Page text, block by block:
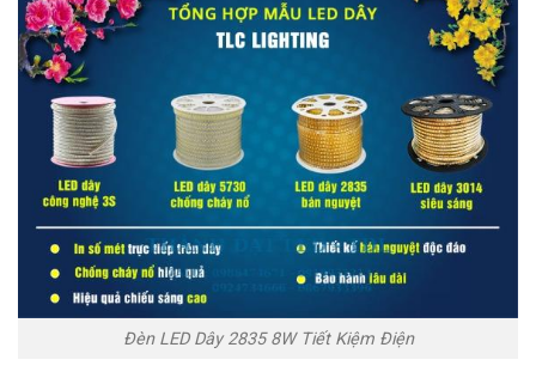
Đèn LED Dây 2835 8W Tiết Kiệm Điện